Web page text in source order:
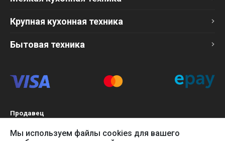
Крупная кухонная техника
Бытовая техника
Продавец
БИН 120140015907
Мы используем файлы cookies для вашего